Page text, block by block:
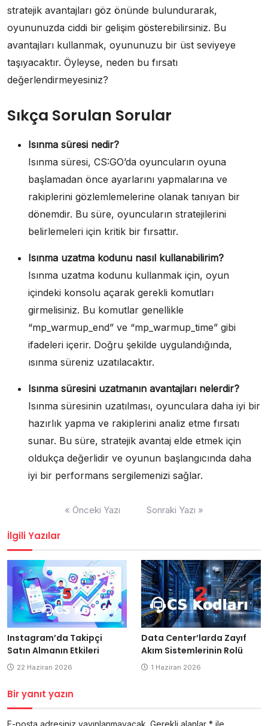
stratejik avantajları göz önünde bulundurarak,
oyununuzda ciddi bir gelişim gösterebilirsiniz. Bu
avantajları kullanmak, oyununuzu bir üst seviyeye
taşıyacaktır. Öyleyse, neden bu fırsatı
değerlendirmeyesiniz?
Sıkça Sorulan Sorular
Isınma süresi nedir?
Isınma süresi, CS:GO’da oyuncuların oyuna
başlamadan önce ayarlarını yapmalarına ve
rakiplerini gözlemlemelerine olanak tanıyan bir
dönemdir. Bu süre, oyuncuların stratejilerini
belirlemeleri için kritik bir fırsattır.
Isınma uzatma kodunu nasıl kullanabilirim?
Isınma uzatma kodunu kullanmak için, oyun
içindeki konsolu açarak gerekli komutları
girmelisiniz. Bu komutlar genellikle
“mp_warmup_end” ve “mp_warmup_time” gibi
ifadeleri içerir. Doğru şekilde uygulandığında,
ısınma süreniz uzatılacaktır.
Isınma süresini uzatmanın avantajları nelerdir?
Isınma süresinin uzatılması, oyunculara daha iyi bir
hazırlık yapma ve rakiplerini analiz etme fırsatı
sunar. Bu süre, stratejik avantaj elde etmek için
oldukça değerlidir ve oyunun başlangıcında daha
iyi bir performans sergilemenizi sağlar.
« Önceki Yazı Sonraki Yazı »
İlgili Yazılar
Instagram’da Takipçi
Satın Almanın Etkileri
22 Haziran 2026
Data Center’larda Zayıf
Akım Sistemlerinin Rolü
1 Haziran 2026
Bir yanıt yazın
E-posta adresiniz yayınlanmayacak. Gerekli alanlar * ile